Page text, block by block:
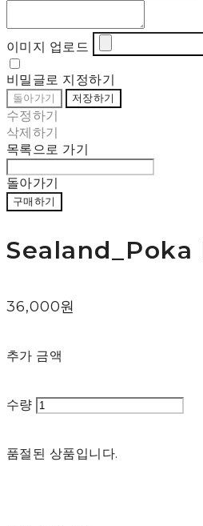
이미지 업로드
비밀글로 지정하기
돌아가기 저장하기
수정하기
삭제하기
목록으로 가기
돌아가기
구매하기
Sealand_Poka
36,000원
추가 금액
수량
품절된 상품입니다.